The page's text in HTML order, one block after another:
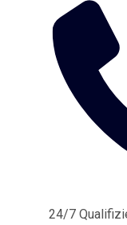
24/7